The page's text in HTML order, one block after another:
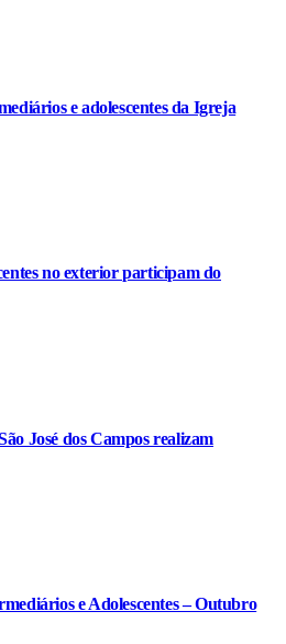
e adolescentes da Igreja
no exterior participam do
José dos Campos realizam
e Adolescentes – Outubro